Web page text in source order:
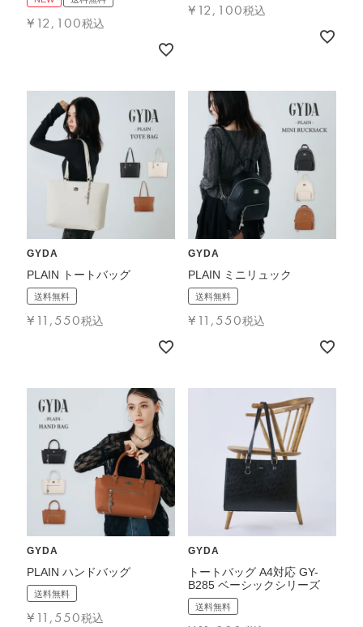
会社特典
特定商取引法に基づく表記
プライバシーポリシー
¥ 12,100税込
¥ 12,100税込
GYDA
PLAIN トートバッグ
送料無料
¥ 11,550税込
GYDA
PLAIN ミニリュック
送料無料
¥ 11,550税込
GYDA
PLAIN ハンドバッグ
送料無料
¥ 11,550税込
GYDA
トートバッグ A4対応 GY-
B285 ベーシックシリーズ
送料無料